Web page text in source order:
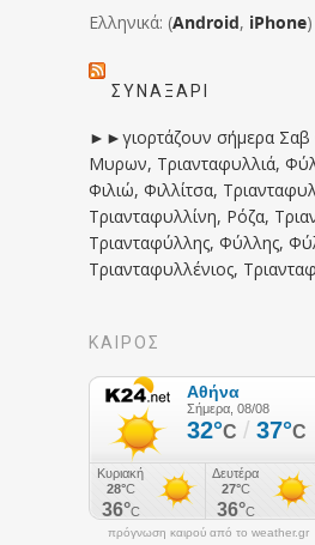
Ελληνικά: (Android, iPhone)
ΣΥΝΑΞΆΡΙ
►►γιορτάζουν σήμερα Σαβ
Μυρων, Τριανταφυλλιά,
Φιλιώ, Φιλλίτσα,
Τριανταφυλλίνη, Ρόζα,
Τριανταφύλλης, Φύλλης,
Τριανταφυλλένιος,
ΚΑΙΡΟΣ
πρόγνωση καιρού από το weather.gr